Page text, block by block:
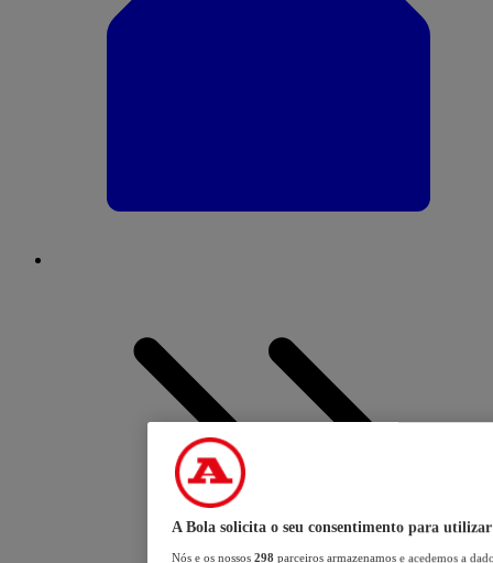
A Bola solicita o seu consentimento para utilizar
Nós e os nossos 298 parceiros armazenamos e acedemos a